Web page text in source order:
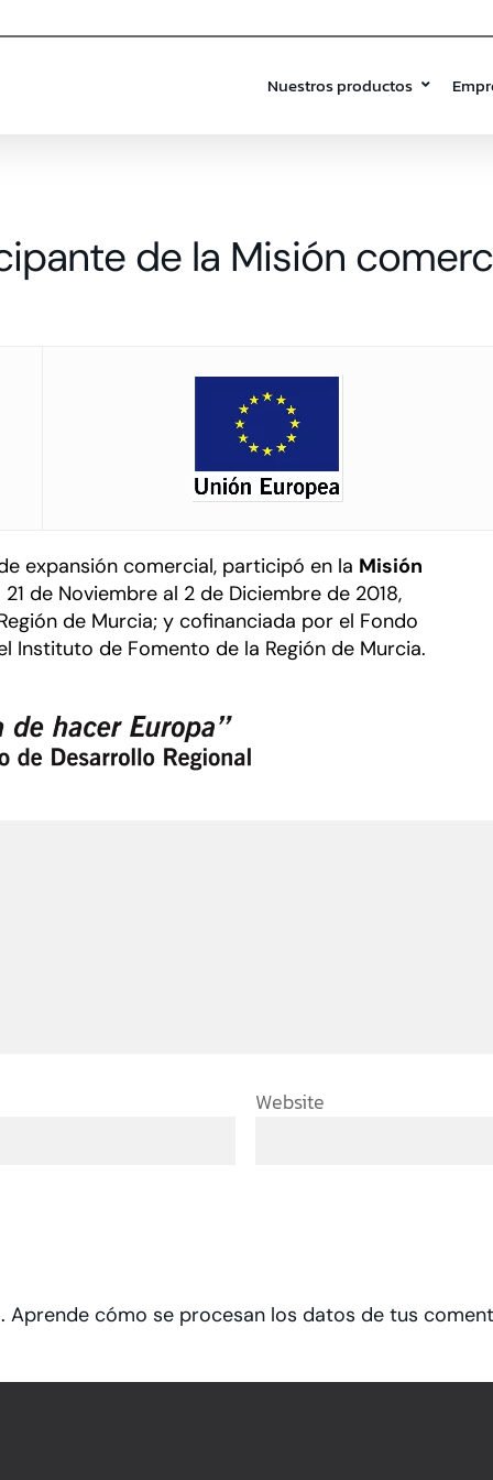
Nuestros productos
de la Misión
expansión comercial, participó en la Misión
de Noviembre al 2 de Diciembre de 2018,
de Murcia; y cofinanciada por el Fondo
Instituto de Fomento de la Región de Murcia.
Website
Aprende cómo se procesan los datos de tus